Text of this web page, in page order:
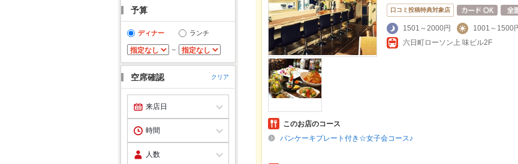
予算
ディナー ランチ
～
空席確認 クリア
口コミ投稿特典対象店
1501～2000円
1001～1500
六日町ローソン上 味ビル2F
このお店のコース
パンケーキプレート付き☆女子会コース♪